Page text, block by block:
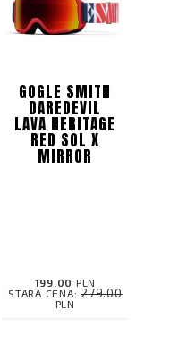
GOGLE SMITH
DAREDEVIL
LAVA HERITAGE
RED SOL X
MIRROR
199.00 PLN
STARA CENA: 279.00
PLN